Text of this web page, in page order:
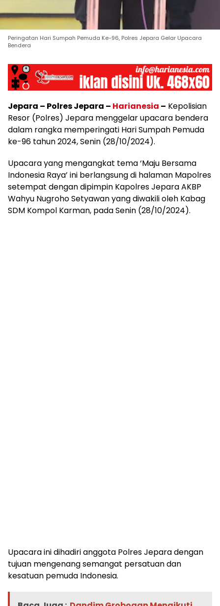
Peringatan Hari Sumpah Pemuda Ke-96, Polres Jepara Gelar Upacara
Bendera
Jepara – Polres Jepara – Harianesia – Kepolisian
Resor (Polres) Jepara menggelar upacara bendera
dalam rangka memperingati Hari Sumpah Pemuda
ke-96 tahun 2024, Senin (28/10/2024).
Upacara yang mengangkat tema ‘Maju Bersama
Indonesia Raya’ ini berlangsung di halaman Mapolres
setempat dengan dipimpin Kapolres Jepara AKBP
Wahyu Nugroho Setyawan yang diwakili oleh Kabag
SDM Kompol Karman, pada Senin (28/10/2024).
Upacara ini dihadiri anggota Polres Jepara dengan
tujuan mengenang semangat persatuan dan
kesatuan pemuda Indonesia.